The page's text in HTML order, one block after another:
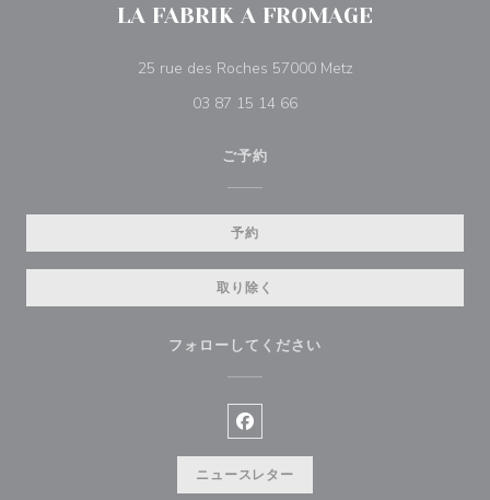
LA FABRIK A FROMAGE
25 rue des Roches 57000 Metz((新しいウィンドウ
03 87 15 14 66
ご予約
予約
取り除く
フォローしてください
Facebook ((新しいウィンドウ
ニュースレター